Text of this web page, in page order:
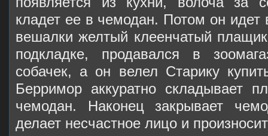
кладет ее в чемодан. Потом он идет
вешалки желтый клеенчатый плащик
подкладке, продавался в
собачек, а он велел Старику
Берримор аккуратно складывает
чемодан. Наконец закрывает
делает несчастное лицо и